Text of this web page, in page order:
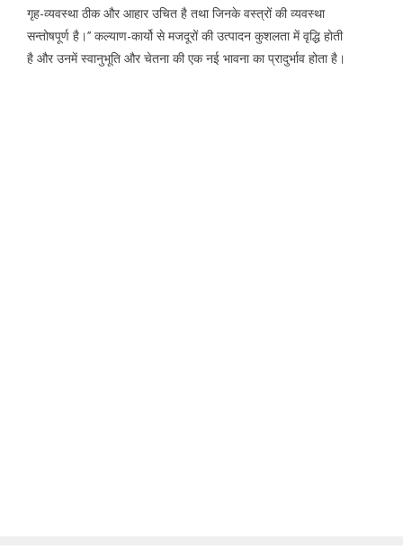
गृह-व्यवस्था ठीक और आहार उचित है तथा जिनके वस्त्रों की व्यवस्था
सन्तोषपूर्ण है।’’ कल्याण-कार्यो से मजदूरों की उत्पादन कुशलता में वृद्धि होती
है और उनमें स्वानुभूति और चेतना की एक नई भावना का प्रादुर्भाव होता है।